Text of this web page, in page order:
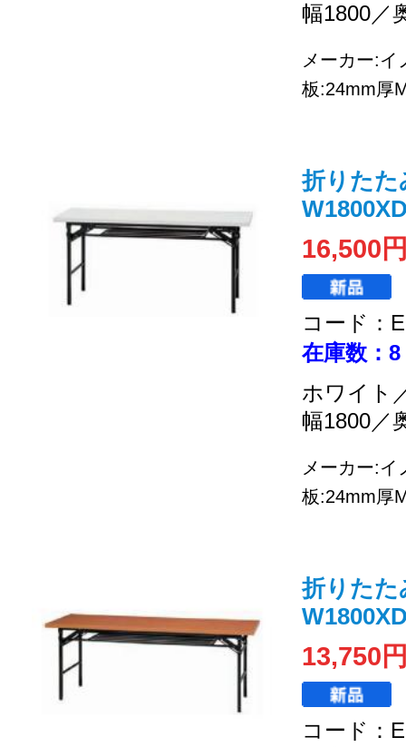
幅1800／
メーカー:イ
板:24mm厚
折りたた
16,500
コード：
在庫数：8
ホワイト
幅1800／
メーカー:イ
板:24mm厚
折りたた
13,750
コード：